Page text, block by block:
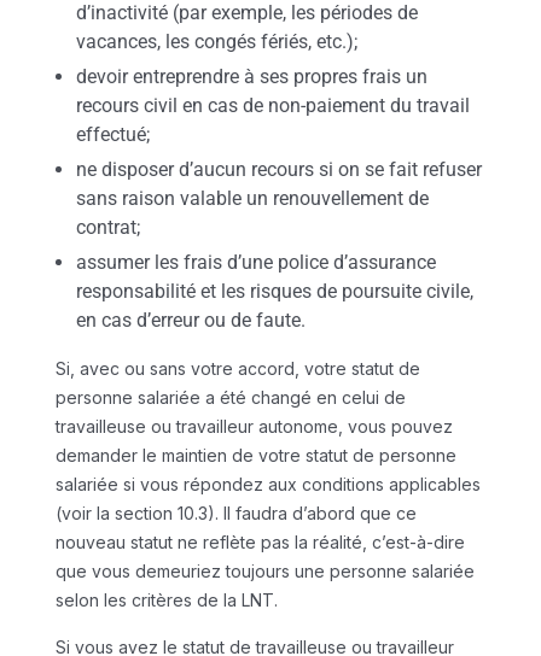
d’inactivité (par exemple, les périodes de
vacances, les congés fériés, etc.);
devoir entreprendre à ses propres frais un
recours civil en cas de non-paiement du travail
effectué;
ne disposer d’aucun recours si on se fait refuser
sans raison valable un renouvellement de
contrat;
assumer les frais d’une police d’assurance
responsabilité et les risques de poursuite civile,
en cas d’erreur ou de faute.
Si, avec ou sans votre accord, votre statut de
personne salariée a été changé en celui de
travailleuse ou travailleur autonome, vous pouvez
demander le maintien de votre statut de personne
salariée si vous répondez aux conditions applicables
(voir la section 10.3). Il faudra d’abord que ce
nouveau statut ne reflète pas la réalité, c’est-à-dire
que vous demeuriez toujours une personne salariée
selon les critères de la LNT.
Si vous avez le statut de travailleuse ou travailleur